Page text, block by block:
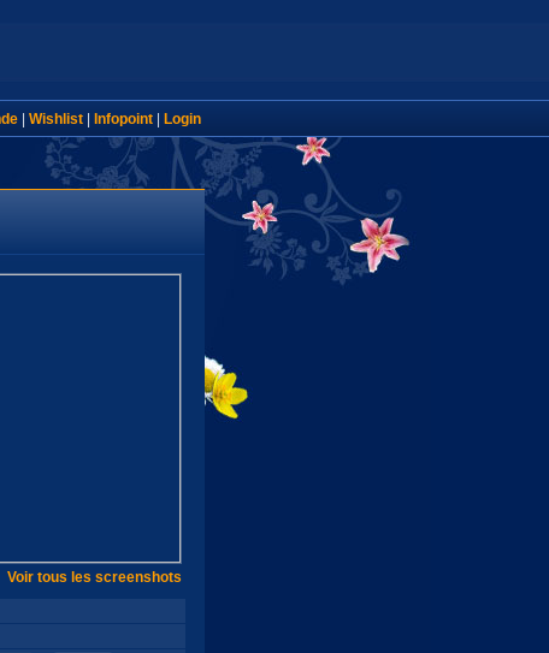
| Wishlist| Infopoint| Login
Voir tous les screenshots